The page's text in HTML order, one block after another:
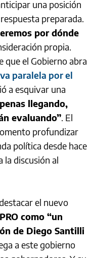
una posición
preparada.
por dónde
propia.
que el Gobierno abra
paralela por el
a esquivar una
llegando,
evaluando”. El
profundizar
política desde hace
la discusión al
el nuevo
como “un
de Diego Santilli
a este gobierno